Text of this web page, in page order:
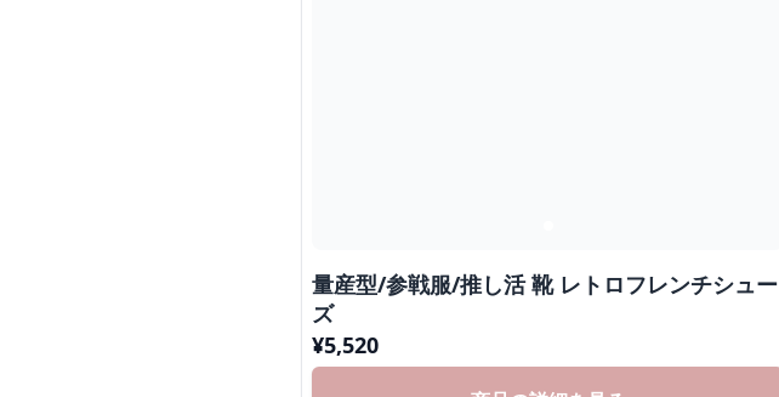
量産型/参戦服/推し活 靴 レトロフレンチシュー
ズ
¥5,520